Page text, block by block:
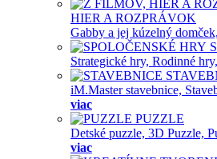
HIER A ROZPRÁVOK
Gabby a jej kúzelný domček,
Strategické hry, Rodinné hry,
iM.Master stavebnice,
viac
PUZZLE
Detské puzzle, 3D Puzzle,
viac